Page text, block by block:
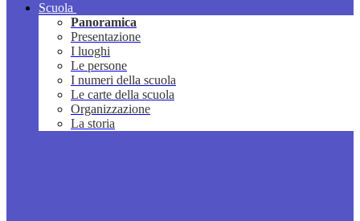
Scuola
Panoramica
Presentazione
I luoghi
Le persone
I numeri della scuola
Le carte della scuola
Organizzazione
La storia